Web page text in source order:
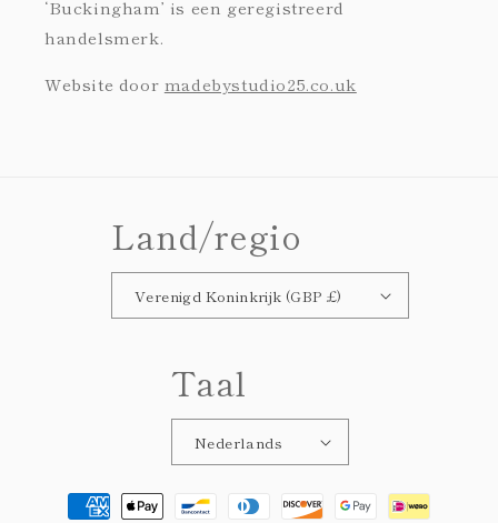
‘Buckingham’ is een geregistreerd
handelsmerk.
Website door madebystudio25.co.uk
Land/regio
Verenigd Koninkrijk (GBP £)
Taal
Nederlands
Betaalmethoden